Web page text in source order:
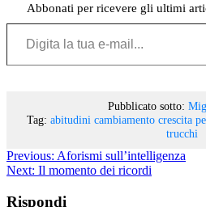
Abbonati per ricevere gli ultimi
Digita la tua e-mail...
Pubblicato sotto:
Tag: abitudini cambiamento crescita
trucchi
Previous: Aforismi sull’intelligenza
Next: Il momento dei ricordi
Rispondi